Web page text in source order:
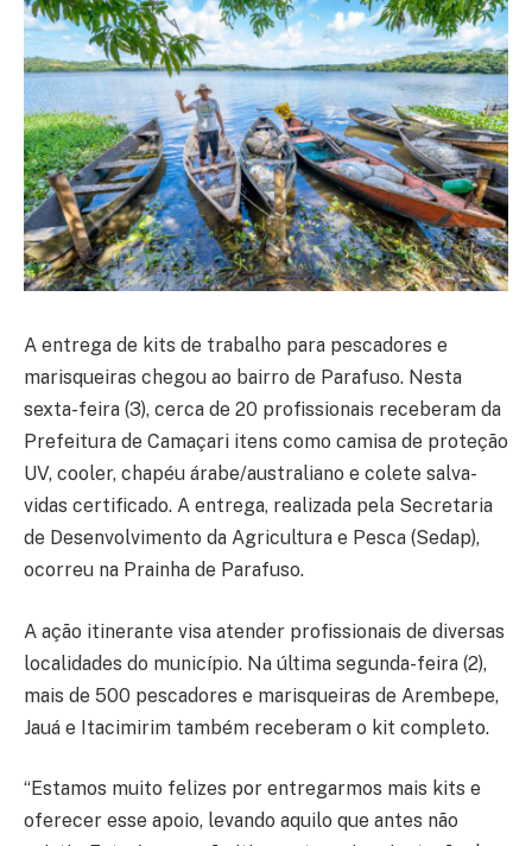
A entrega de kits de trabalho para pescadores e
marisqueiras chegou ao bairro de Parafuso. Nesta
sexta-feira (3), cerca de 20 profissionais receberam da
Prefeitura de Camaçari itens como camisa de proteção
UV, cooler, chapéu árabe/australiano e colete salva-
vidas certificado. A entrega, realizada pela Secretaria
de Desenvolvimento da Agricultura e Pesca (Sedap),
ocorreu na Prainha de Parafuso.
A ação itinerante visa atender profissionais de diversas
localidades do município. Na última segunda-feira (2),
mais de 500 pescadores e marisqueiras de Arembepe,
Jauá e Itacimirim também receberam o kit completo.
“Estamos muito felizes por entregarmos mais kits e
oferecer esse apoio, levando aquilo que antes não